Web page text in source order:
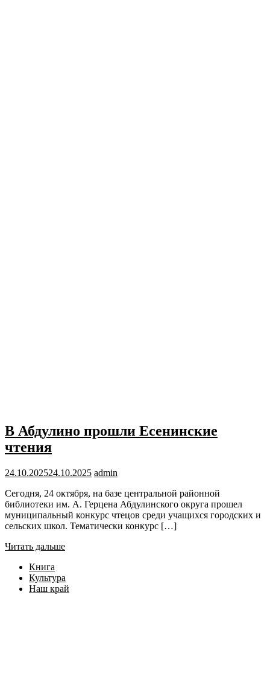
В Абдулино прошли Есенинские
чтения
24.10.202524.10.2025 admin
Сегодня, 24 октября, на базе центральной районной
библиотеки им. А. Герцена Абдулинского округа прошел
муниципальный конкурс чтецов среди учащихся городских и
сельских школ. Тематически конкурс […]
Читать дальше
Книга
Культура
Наш край